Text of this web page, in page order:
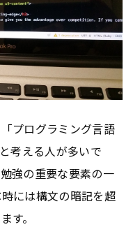
プログラミング言語
考える人が多いで
強の重要な要素の一
には構文の暗記を超
す。